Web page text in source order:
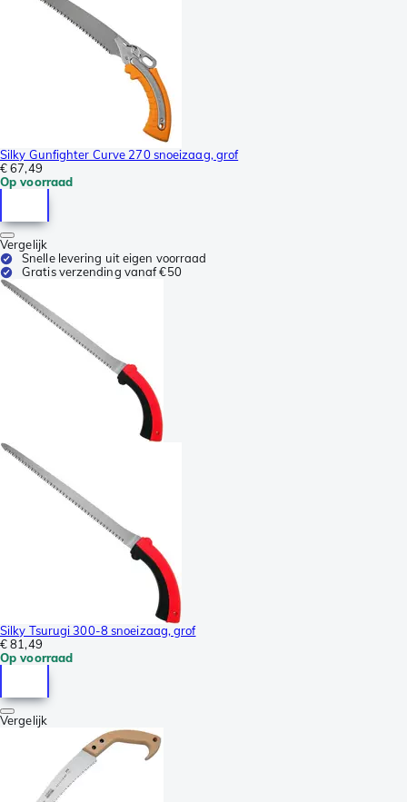
Silky Gunfighter Curve 270 snoeizaag, grof
€ 67,49
Op voorraad
Vergelijk
Snelle levering uit eigen voorraad
Gratis verzending vanaf €50
Silky Tsurugi 300-8 snoeizaag, grof
€ 81,49
Op voorraad
Vergelijk